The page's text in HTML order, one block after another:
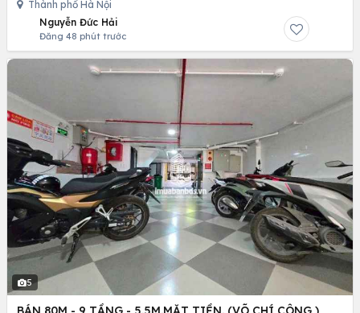
Thành phố Hà Nội
Nguyễn Đức Hải
Đăng 48 phút trước
5